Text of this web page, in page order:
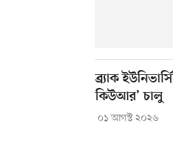
ব্র্যাক
কিউআর’ চালু
০১ আগস্ট ২০২৬